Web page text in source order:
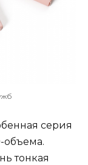
серия
объема.
тонкая